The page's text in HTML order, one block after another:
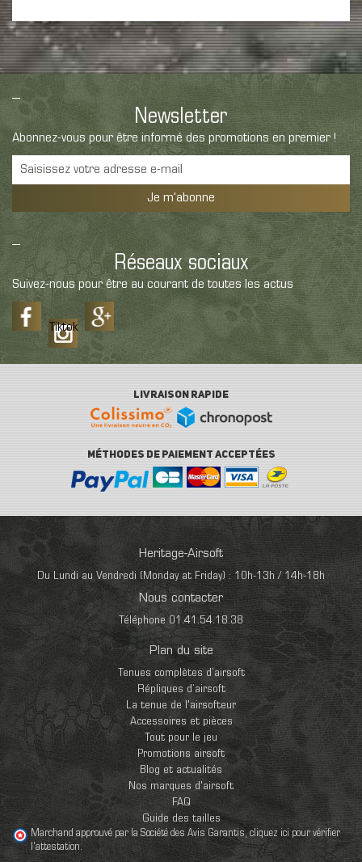
Newsletter
Abonnez-vous pour être informé des promotions en premier !
Je m'abonne
Réseaux sociaux
Suivez-nous pour être au courant de toutes les actus
Tiktok
LIVRAISON RAPIDE
MÉTHODES DE PAIEMENT ACCEPTÉES
Heritage-Airsoft
Du Lundi au Vendredi (Monday at Friday) : 10h-13h / 14h-18h
Nous contacter
Téléphone 01.41.54.18.38
Plan du site
Tenues complètes d’airsoft
Répliques d’airsoft
La tenue de l'airsofteur
Accessoires et pièces
Tout pour le jeu
Promotions airsoft
Blog et actualités
Nos marques d'airsoft
FAQ
Guide des tailles
Marchand approuvé par la Société des Avis Garantis,cliquez ici pour vérifier
l'attestation.